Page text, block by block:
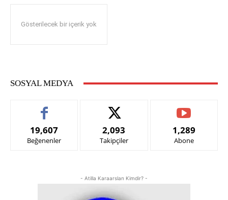
Gösterilecek bir içerik yok
SOSYAL MEDYA
19,607
Beğenenler
2,093
Takipçiler
1,289
Abone
- Atilla Karaarslan Kimdir? -